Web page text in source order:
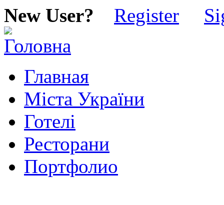
New User? Register
Главная
Міста України
Готелі
Ресторани
Портфолио